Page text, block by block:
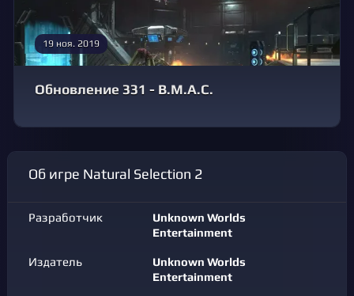
19 ноя. 2019
Обновление 331 - B.M.A.C.
Об игре Natural Selection 2
Разработчик
Unknown Worlds
Entertainment
Издатель
Unknown Worlds
Entertainment